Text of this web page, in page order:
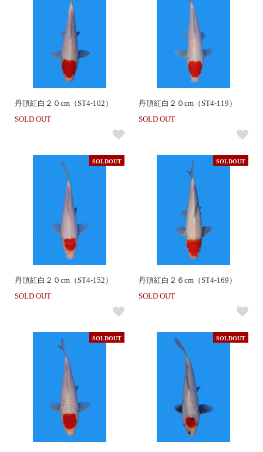
丹頂紅白２０cm（ST4-102）
SOLD OUT
丹頂紅白２０cm（ST4-119）
SOLD OUT
SOLDOUT
丹頂紅白２０cm（ST4-152）
SOLD OUT
SOLDOUT
丹頂紅白２６cm（ST4-169）
SOLD OUT
SOLDOUT SOLDOUT